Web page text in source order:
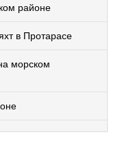
районе
в Протарасе
морском